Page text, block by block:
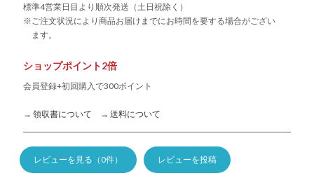
標準4営業日目より順次発送（土日祝除く）
※ご注文状況により商品お届けまでにお時間を要する場合がござい
ます。
ショップポイント2倍
会員登録+初回購入で300ポイント
→ 領収書について → 送料について
レビューを見る（0件） レビューを投稿